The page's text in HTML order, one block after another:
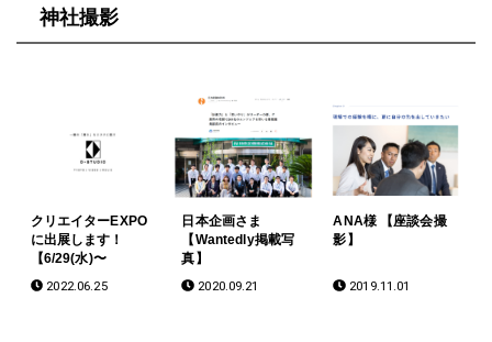
神社撮影
クリエイターEXPO
に出展します！
【6/29(水)〜
7/1(金)@東京ビッグ
サイト】
2022.06.25
日本企画さま
【Wantedly掲載写
真】
2020.09.21
ANA様 【座談会撮
影】
2019.11.01